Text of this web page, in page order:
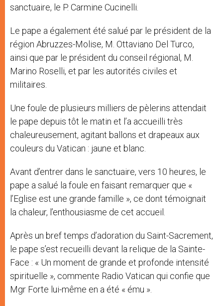
sanctuaire, le P. Carmine Cucinelli.
Le pape a également été salué par le président de la
région Abruzzes-Molise, M. Ottaviano Del Turco,
ainsi que par le président du conseil régional, M.
Marino Roselli, et par les autorités civiles et
militaires.
Une foule de plusieurs milliers de pèlerins attendait
le pape depuis tôt le matin et l’a accueilli très
chaleureusement, agitant ballons et drapeaux aux
couleurs du Vatican : jaune et blanc.
Avant d’entrer dans le sanctuaire, vers 10 heures, le
pape a salué la foule en faisant remarquer que «
l’Eglise est une grande famille », ce dont témoignait
la chaleur, l’enthousiasme de cet accueil.
Après un bref temps d’adoration du Saint-Sacrement,
le pape s’est recueilli devant la relique de la Sainte-
Face : « Un moment de grande et profonde intensité
spirituelle », commente Radio Vatican qui confie que
Mgr Forte lui-même en a été « ému ».